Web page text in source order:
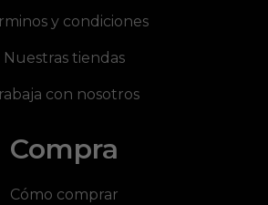
y condiciones
Nuestras tiendas
con nosotros
Compra
Cómo comprar